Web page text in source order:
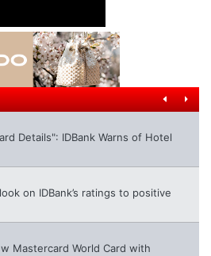
Details": IDBank Warns of Hotel
on IDBank’s ratings to positive
Mastercard World Card with